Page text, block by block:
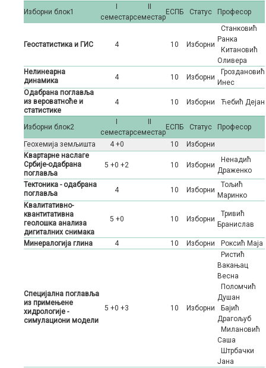
Изборни блок1
семестарсеместар
ЕСПБ Статус Професор
Геостатистика и ГИС 4 10 Изборни
Станковић
Ранка
Китановић
Оливера
Нелинеарна
динамика
4 10 Изборни
Гроздановић
Инес
Одабрана поглавља
из вероватноће и
статистике
4 10 Изборни Ћебић Дејан
Изборни блок2
семестарсеместар
ЕСПБ Статус Професор
Геохемија земљишта 4 +0 10
Изборни
Квартарне наслаге
Србије-одабрана
поглавља
5 +0 +2 10 Изборни
Ненадић
Драженко
Тектоника - одабрана
поглавља
4 10 Изборни
Тољић
Маринко
Квалитативно-
квантитативна
геолошка анализа
дигиталних снимака
5 +0 10 Изборни
Тривић
Бранислав
Минералогија глина 4 10 Изборни Роксић Маја
Специјална поглавља
из примењене
хидрологије -
симулациони модели
5 +0 +3 10 Изборни
Ристић
Вакањац
Весна
Поломчић
Душан
Бајић
Драгољуб
Милановић
Саша
Штрбачки
Јана